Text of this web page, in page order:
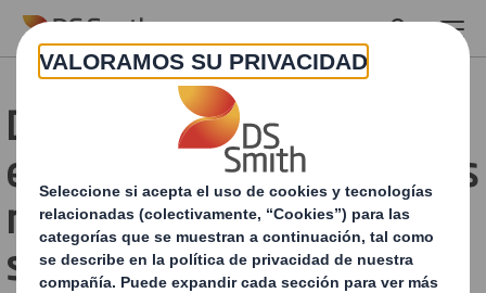
Skip to main content
DS Smith dará a conocer
en Hispack 2022 todas sus
novedades de packaging
sostenible